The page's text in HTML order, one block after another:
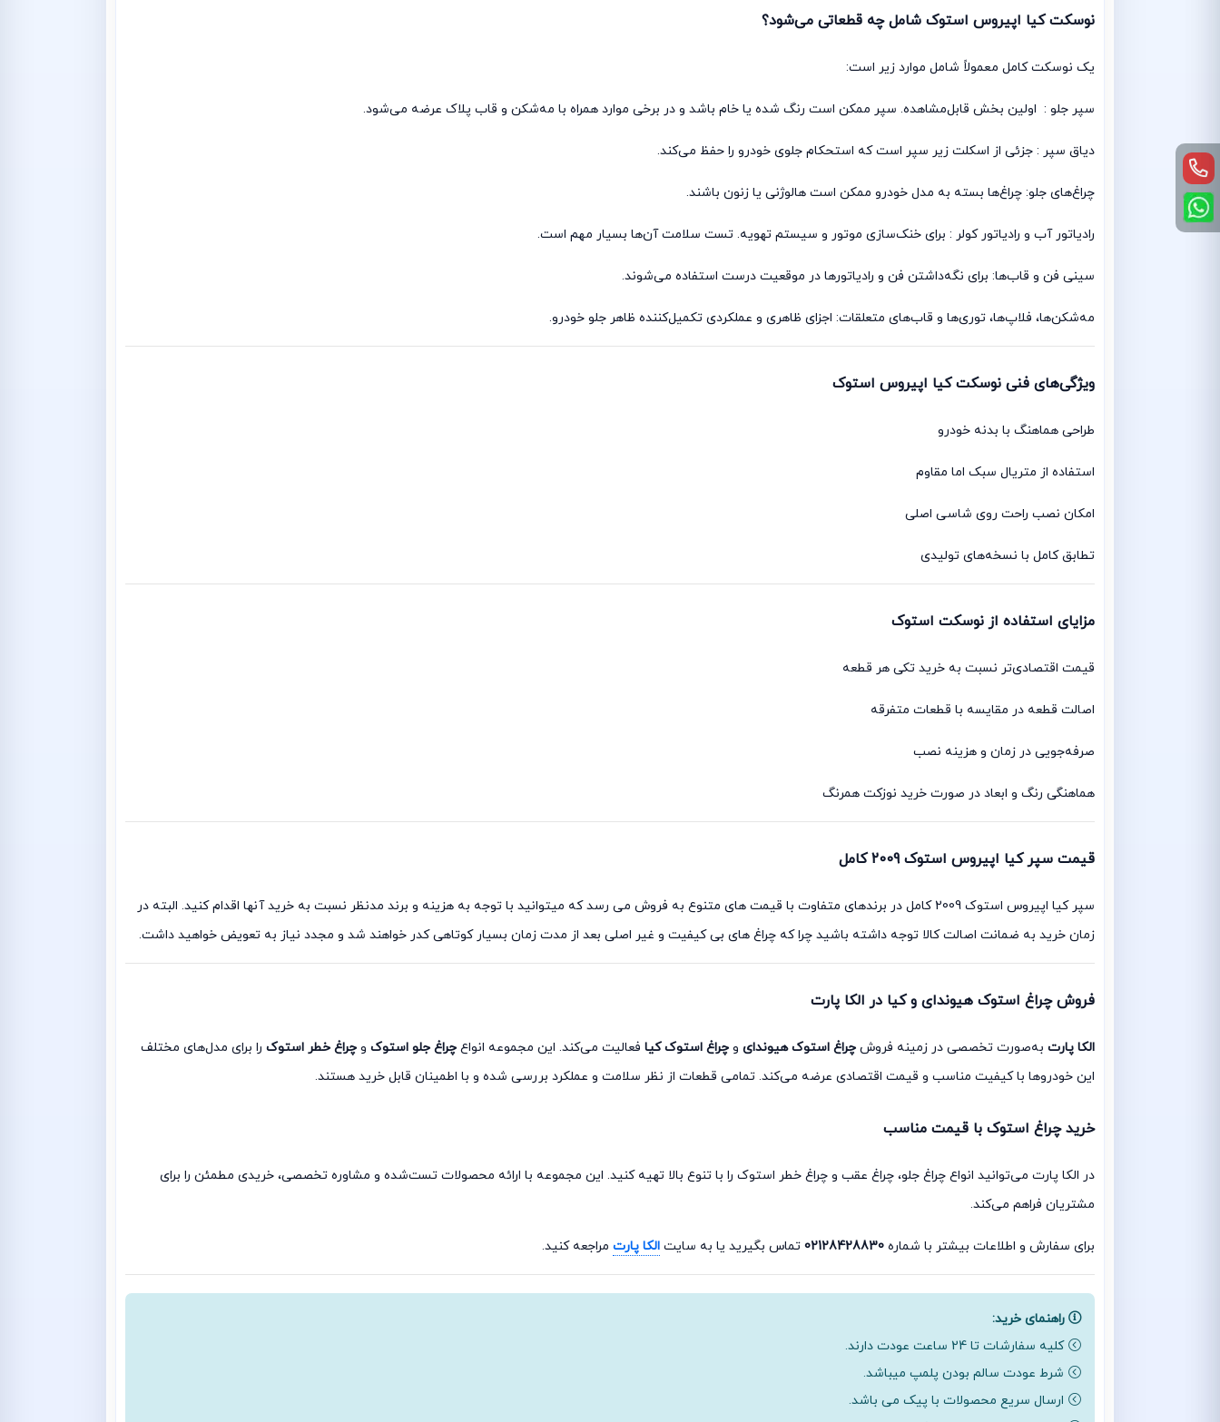
نوسکت کیا اپیروس استوک شامل چه قطعاتی می‌شود؟
یک نوسکت کامل معمولاً شامل موارد زیر است:
سپر جلو : اولین بخش قابل‌مشاهده. سپر ممکن است رنگ شده یا خام باشد و در برخی موارد همراه با مه‌شکن و قاب پلاک عرضه می‌شود.
دیاق سپر : جزئی از اسکلت زیر سپر است که استحکام جلوی خودرو را حفظ می‌کند.
چراغ‌های جلو: چراغ‌ها بسته به مدل خودرو ممکن است هالوژنی یا زنون باشند.
رادیاتور آب و رادیاتور کولر : برای خنک‌سازی موتور و سیستم تهویه. تست سلامت آن‌ها بسیار مهم است.
سینی فن و قاب‌ها: برای نگه‌داشتن فن و رادیاتورها در موقعیت درست استفاده می‌شوند.
مه‌شکن‌ها، فلاپ‌ها، توری‌ها و قاب‌های متعلقات: اجزای ظاهری و عملکردی تکمیل‌کننده ظاهر جلو خودرو.
ویژگی‌های فنی نوسکت کیا اپیروس استوک
طراحی هماهنگ با بدنه خودرو
استفاده از متریال سبک اما مقاوم
امکان نصب راحت روی شاسی اصلی
تطابق کامل با نسخه‌های تولیدی
مزایای استفاده از نوسکت استوک
قیمت اقتصادی‌تر نسبت به خرید تکی هر قطعه
اصالت قطعه در مقایسه با قطعات متفرقه
صرفه‌جویی در زمان و هزینه نصب
هماهنگی رنگ و ابعاد در صورت خرید نوزکت همرنگ
قیمت سپر کیا اپیروس استوک 2009 کامل
سپر کیا اپیروس استوک 2009 کامل در برندهای متفاوت با قیمت های متنوع به فروش می رسد که میتوانید با توجه به هزینه و برند مدنظر نسبت به خرید آنها اقدام کنید. البته در
زمان خرید به ضمانت اصالت کالا توجه داشته باشید چرا که چراغ های بی کیفیت و غیر اصلی بعد از مدت زمان بسیار کوتاهی کدر خواهند شد و مجدد نیاز به تعویض خواهید داشت.
فروش چراغ استوک هیوندای و کیا در الکا پارت
الکا پارت به‌صورت تخصصی در زمینه فروش چراغ استوک هیوندای و چراغ استوک کیا فعالیت می‌کند. این مجموعه انواع چراغ جلو استوک و چراغ خطر استوک را برای مدل‌های مختلف
این خودروها با کیفیت مناسب و قیمت اقتصادی عرضه می‌کند. تمامی قطعات از نظر سلامت و عملکرد بررسی شده و با اطمینان قابل خرید هستند.
خرید چراغ استوک با قیمت مناسب
در الکا پارت می‌توانید انواع چراغ جلو، چراغ عقب و چراغ خطر استوک را با تنوع بالا تهیه کنید. این مجموعه با ارائه محصولات تست‌شده و مشاوره تخصصی، خریدی مطمئن را برای
مشتریان فراهم می‌کند.
برای سفارش و اطلاعات بیشتر با شماره 02128428830 تماس بگیرید یا به سایت الکا پارت مراجعه کنید.
راهنمای خرید:
کلیه سفارشات تا 24 ساعت عودت دارند.
شرط عودت سالم بودن پلمپ میباشد.
ارسال سریع محصولات با پیک می باشد.